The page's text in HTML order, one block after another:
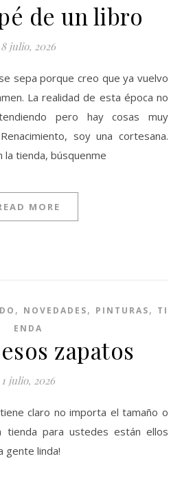
de un libro
8 julio, 2026
sepa porque creo que ya vuelvo
La realidad de esta época no
pero hay cosas muy
soy una cortesana.
tienda, búsquenme
MORE
, NOVEDADES, PINTURAS, TI
ENDA
zapatos
1 julio, 2026
claro no importa el tamaño o
tienda para ustedes están ellos
gente linda!